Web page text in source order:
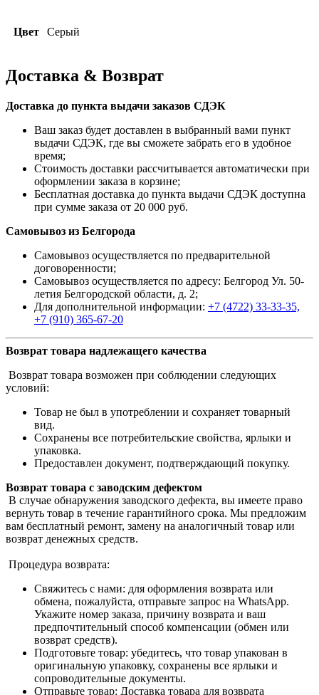
Цвет Серый
Доставка & Возврат
Доставка до пункта выдачи заказов СДЭК
Ваш заказ будет доставлен в выбранный вами пункт
выдачи СДЭК, где вы сможете забрать его в удобное
время;
Стоимость доставки рассчитывается автоматически при
оформлении заказа в корзине;
Бесплатная доставка до пункта выдачи СДЭК доступна
при сумме заказа от 20 000 руб.
Самовывоз из Белгорода
Самовывоз осуществляется по предварительной
договоренности;
Самовывоз осуществляется по адресу: Белгород Ул. 50-
летия Белгородской области, д. 2;
Для дополнительной информации: +7 (4722) 33-33-35,
+7 (910) 365-67-20
Возврат товара надлежащего качества
Возврат товара возможен при соблюдении следующих
условий:
Товар не был в употреблении и сохраняет товарный
вид.
Сохранены все потребительские свойства, ярлыки и
упаковка.
Предоставлен документ, подтверждающий покупку.
Возврат товара с заводским дефектом
В случае обнаружения заводского дефекта, вы имеете право
вернуть товар в течение гарантийного срока. Мы предложим
вам бесплатный ремонт, замену на аналогичный товар или
возврат денежных средств.
Процедура возврата:
Свяжитесь с нами: для оформления возврата или
обмена, пожалуйста, отправьте запрос на WhatsApp.
Укажите номер заказа, причину возврата и ваш
предпочтительный способ компенсации (обмен или
возврат средств).
Подготовьте товар: убедитесь, что товар упакован в
оригинальную упаковку, сохранены все ярлыки и
сопроводительные документы.
Отправьте товар: Доставка товара для возврата